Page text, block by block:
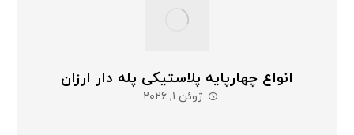
انواع چهارپایه پلاستیکی پله دار ارزان
ژوئن ۱, ۲۰۲۶